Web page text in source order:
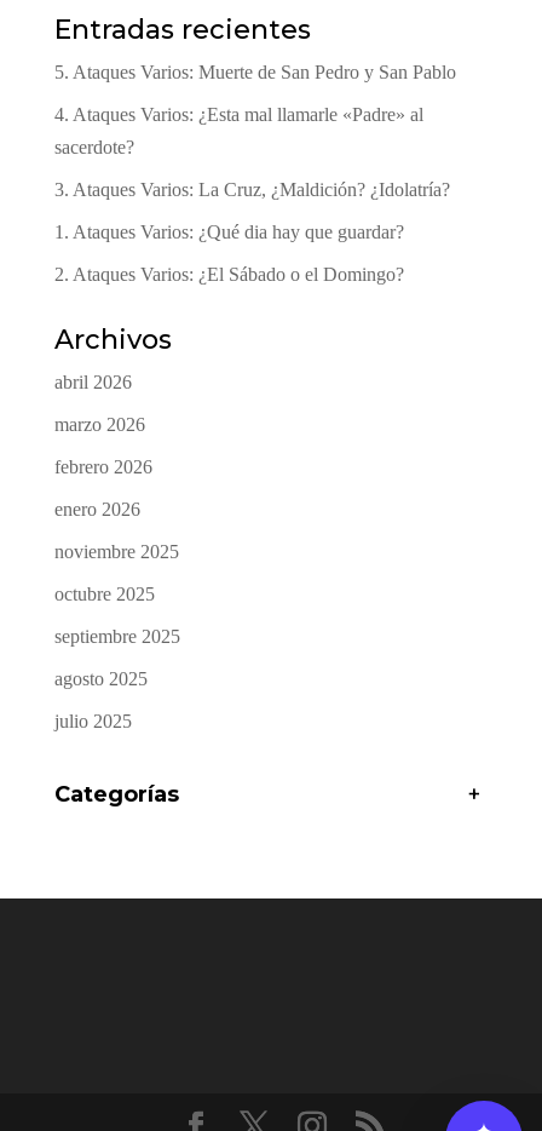
Entradas recientes
5. Ataques Varios: Muerte de San Pedro y San Pablo
4. Ataques Varios: ¿Esta mal llamarle «Padre» al
sacerdote?
3. Ataques Varios: La Cruz, ¿Maldición? ¿Idolatría?
1. Ataques Varios: ¿Qué dia hay que guardar?
2. Ataques Varios: ¿El Sábado o el Domingo?
Archivos
abril 2026
marzo 2026
febrero 2026
enero 2026
noviembre 2025
octubre 2025
septiembre 2025
agosto 2025
julio 2025
Categorías +